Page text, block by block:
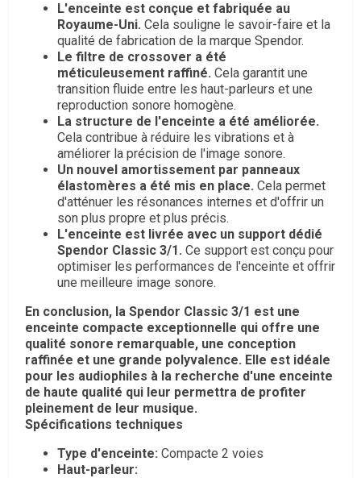
L'enceinte est conçue et fabriquée au
Royaume-Uni. Cela souligne le savoir-faire et la
qualité de fabrication de la marque Spendor.
Le filtre de crossover a été
méticuleusement raffiné. Cela garantit une
transition fluide entre les haut-parleurs et une
reproduction sonore homogène.
La structure de l'enceinte a été améliorée.
Cela contribue à réduire les vibrations et à
améliorer la précision de l'image sonore.
Un nouvel amortissement par panneaux
élastomères a été mis en place. Cela permet
d'atténuer les résonances internes et d'offrir un
son plus propre et plus précis.
L'enceinte est livrée avec un support dédié
Spendor Classic 3/1. Ce support est conçu pour
optimiser les performances de l'enceinte et offrir
une meilleure image sonore.
En conclusion, la Spendor Classic 3/1 est une
enceinte compacte exceptionnelle qui offre une
qualité sonore remarquable, une conception
raffinée et une grande polyvalence. Elle est idéale
pour les audiophiles à la recherche d'une enceinte
de haute qualité qui leur permettra de profiter
pleinement de leur musique.
Spécifications techniques
Type d'enceinte: Compacte 2 voies
Haut-parleur: